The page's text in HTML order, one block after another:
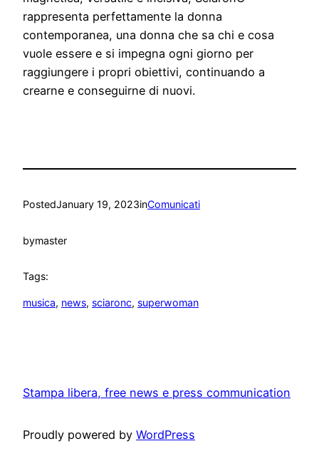
rappresenta perfettamente la donna
contemporanea, una donna che sa chi e cosa
vuole essere e si impegna ogni giorno per
raggiungere i propri obiettivi, continuando a
crearne e conseguirne di nuovi.
PostedJanuary 19, 2023inComunicati
bymaster
Tags:
musica, news, sciaronc, superwoman
Stampa libera, free news e press communication
Proudly powered by WordPress